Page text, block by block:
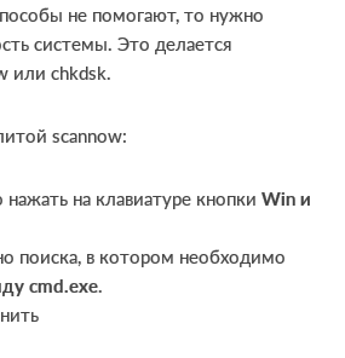
не помогают, то нужно
системы. Это делается
или chkdsk.
scannow:
на клавиатуре кнопкиWin и
поиска, в котором необходимо
cmd.exe.